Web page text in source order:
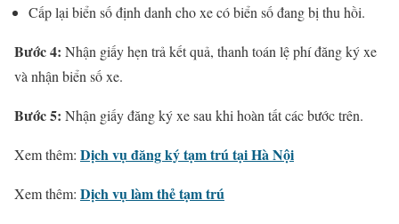
Cấp lại biển số định danh cho xe có biển số đang bị thu hồi.
Bước 4: Nhận giấy hẹn trả kết quả, thanh toán lệ phí đăng ký xe
và nhận biển số xe.
Bước 5: Nhận giấy đăng ký xe sau khi hoàn tất các bước trên.
Xem thêm: Dịch vụ đăng ký tạm trú tại Hà Nội
Xem thêm: Dịch vụ làm thẻ tạm trú